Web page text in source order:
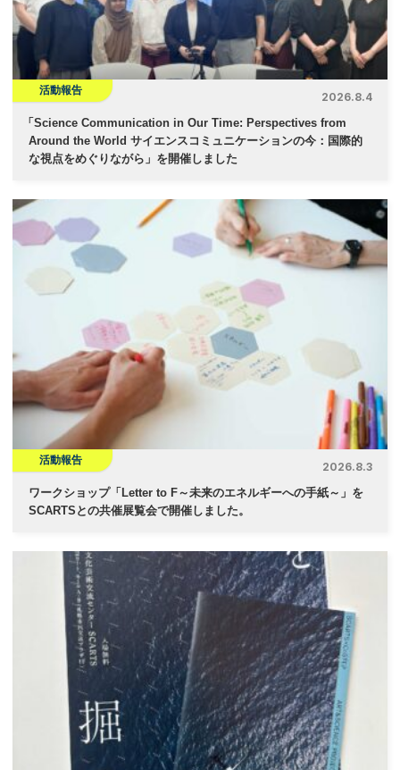
活動報告
2026.8.4
「Science Communication in Our Time: Perspectives from
Around the World サイエンスコミュニケーションの今：国際的
な視点をめぐりながら」を開催しました
活動報告
2026.8.3
ワークショップ「Letter to F～未来のエネルギーへの手紙～」を
SCARTSとの共催展覧会で開催しました。